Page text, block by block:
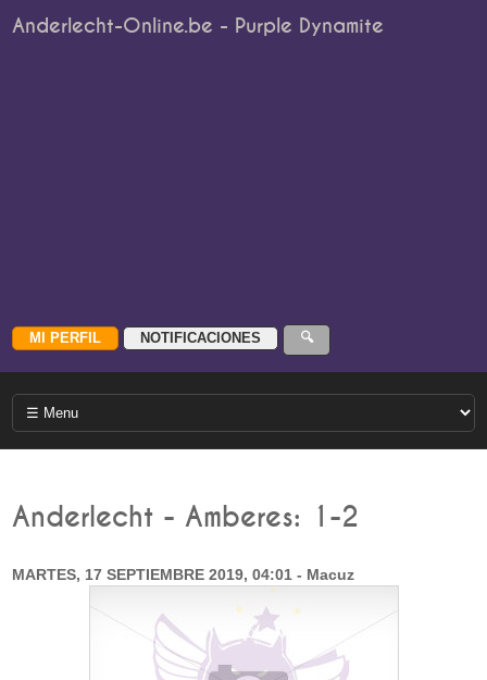
Anderlecht-Online.be - Purple Dynamite
Anderlecht - Amberes: 1-2
MARTES, 17 SEPTIEMBRE 2019, 04:01 - Macuz